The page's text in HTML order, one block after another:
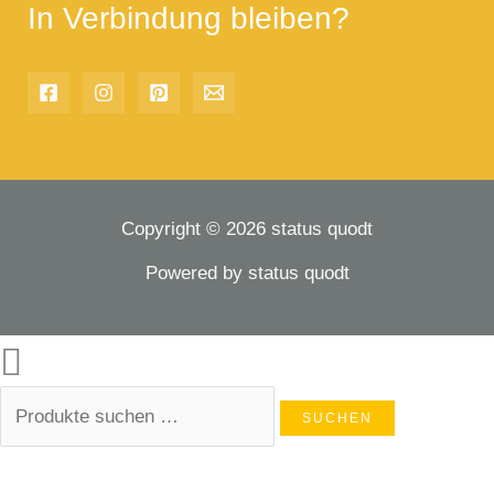
In Verbindung bleiben?
Copyright © 2026 status quodt
Powered by status quodt
SUCHEN